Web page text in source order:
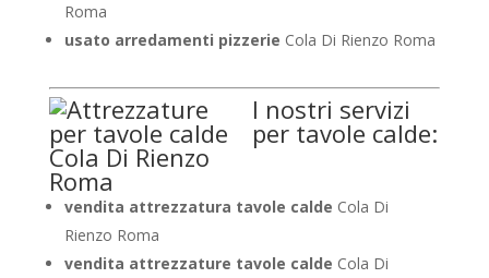
Roma
usato arredamenti pizzerie Cola Di Rienzo Roma
I nostri servizi
per tavole calde:
vendita attrezzatura tavole calde Cola Di
Rienzo Roma
vendita attrezzature tavole calde Cola Di